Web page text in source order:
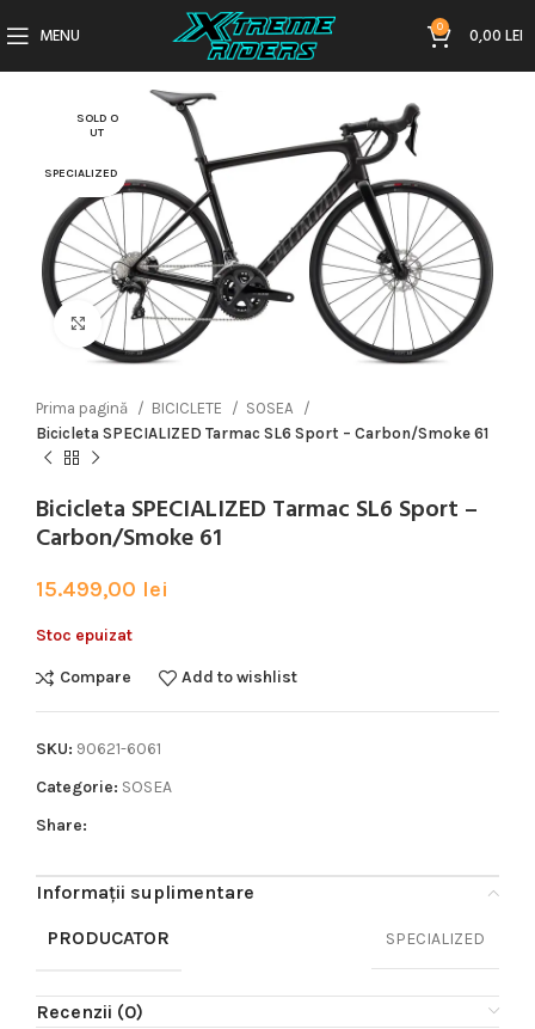
MENU 0 0,00LEI
SOLD O
UT
SPECIALIZED
Click to enlarge
Prima pagină BICICLETE
SOSEA
Bicicleta SPECIALIZED Tarmac SL6 Sport – Carbon/Smoke 61
Bicicleta SPECIALIZED Tarmac SL6 Sport –
Carbon/Smoke 61
15.499,00 lei
Stoc epuizat
Compare Add to wishlist
SKU: 90621-6061
Categorie: SOSEA
Share:
Informații suplimentare
PRODUCATOR
SPECIALIZED
Recenzii (0)